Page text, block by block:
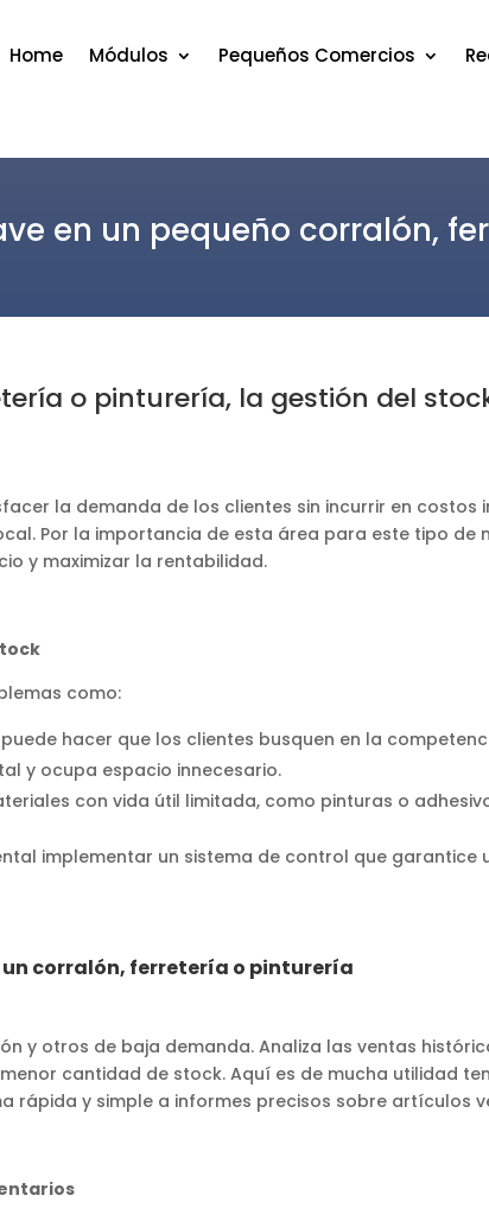
Home Módulos Pequeños Comercios
en un pequeño corralón,
o pinturería, la gestión del
la demanda de los clientes sin incurrir en
Por la importancia de esta área para este tipo
y maximizar la rentabilidad.
como:
hacer que los clientes busquen en la
y ocupa espacio innecesario.
con vida útil limitada, como pinturas o
implementar un sistema de control que
corralón, ferretería o pinturería
y otros de baja demanda. Analiza las ventas
cantidad de stock. Aquí es de mucha utilidad
rápida y simple a informes precisos sobre artículos